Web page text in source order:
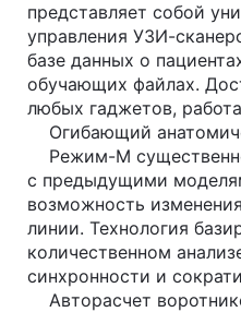
представляет собой
управления УЗИ-
базе данных о
обучающих файлах.
любых гаджетов,
Огибающий
Режим-М
с предыдущими
возможность
линии. Технология
количественном
синхронности и
Авторасчет